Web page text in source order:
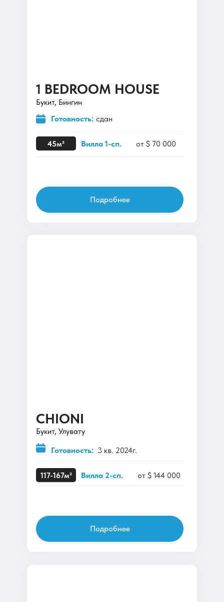
CHIONI
Букит, Улувату
Готовность: 3 кв. 2024г.
117-167м² Вилла 2-сп. от $ 144 000
Подробнее
1 BEDROOM HOUSE
Букит, Бингин
Готовность: сдан
45м² Вилла 1-сп. от $ 70 000
Подробнее